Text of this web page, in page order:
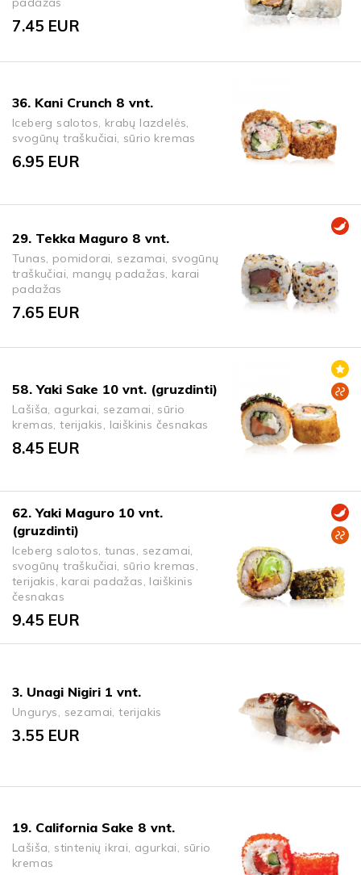
7.45 EUR
36. Kani Crunch 8 vnt.
Iceberg salotos, krabų lazdelės,
svogūnų traškučiai, sūrio kremas
6.95 EUR
29. Tekka Maguro 8 vnt.
Tunas, pomidorai, sezamai, svogūnų
traškučiai, mangų padažas, karai
padažas
7.65 EUR
58. Yaki Sake 10 vnt. (gruzdinti)
Lašiša, agurkai, sezamai, sūrio
kremas, terijakis, laiškinis česnakas
8.45 EUR
62. Yaki Maguro 10 vnt.
(gruzdinti)
Iceberg salotos, tunas, sezamai,
svogūnų traškučiai, sūrio kremas,
terijakis, karai padažas, laiškinis
česnakas
9.45 EUR
3. Unagi Nigiri 1 vnt.
Ungurys, sezamai, terijakis
3.55 EUR
19. California Sake 8 vnt.
Lašiša, stintenių ikrai, agurkai, sūrio
kremas